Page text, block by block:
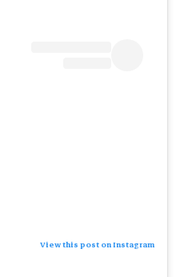
View this post on Instagram